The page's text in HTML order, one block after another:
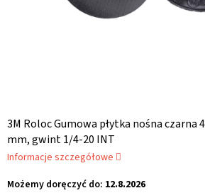
Możemy doręczyć do: 12.8.2026
3M Roloc Gumowa płytka nośna czarna
mm, gwint 1/4-20 INT
Informacje szczegółowe